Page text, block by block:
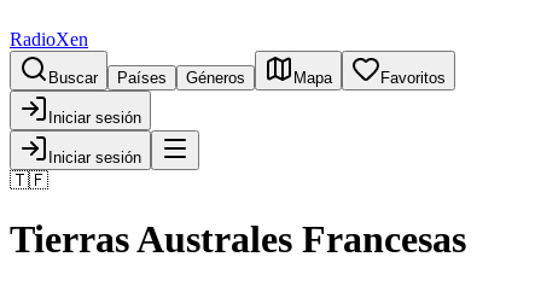
RadioXen
Buscar Países Géneros Mapa Favoritos
Iniciar sesión
Iniciar sesión
🇹🇫
Tierras Australes Francesas